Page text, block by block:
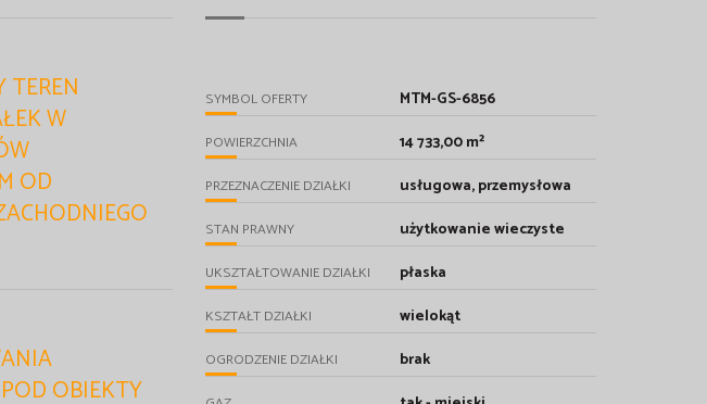
TEREN
W
OD
OBIEKTY
SYMBOL OFERTY MTM-GS-6856
POWIERZCHNIA 14 733,00 m²
PRZEZNACZENIE DZIAŁKI usługowa, przemysłowa
STAN PRAWNY użytkowanie wieczyste
UKSZTAŁTOWANIE DZIAŁKI płaska
KSZTAŁT DZIAŁKI wielokąt
OGRODZENIE DZIAŁKI brak